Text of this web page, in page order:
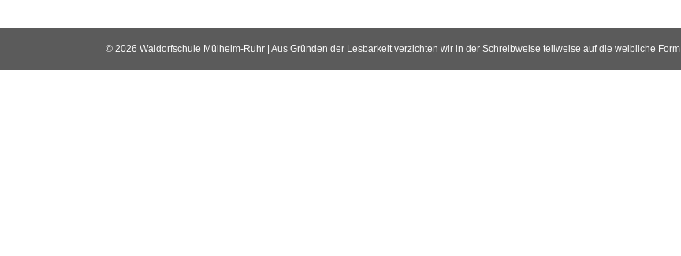
© 2026 Waldorfschule Mülheim-Ruhr | Aus Gründen der Lesbarkeit verzichten wir in der Schreibweise teilweise auf die weibliche Form.